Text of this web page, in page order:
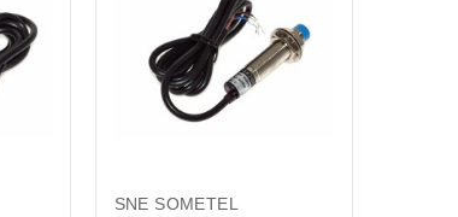
SNE SOMETEL